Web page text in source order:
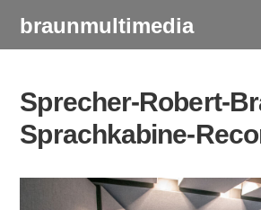
braunmultimedia
Sprecher-Robert-
Sprachkabine-